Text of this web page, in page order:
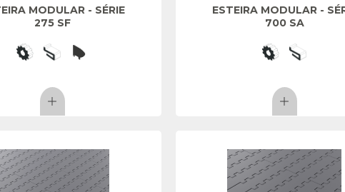
MODULAR - SÉRIE
275 SF
ESTEIRA MODULAR -
700 SA